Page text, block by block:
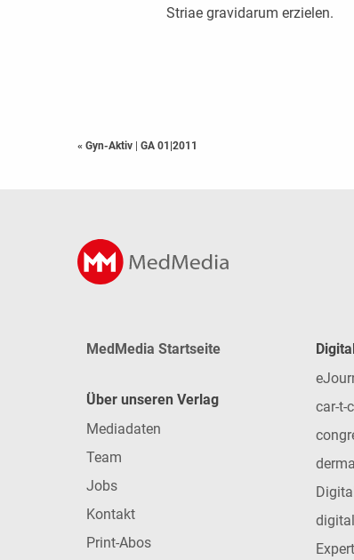
Striae gravidarum erzielen.
« Gyn-Aktiv | GA 01|2011
MedMedia Startseite
Über unseren Verlag
Mediadaten
Team
Jobs
Kontakt
Print-Abos
car-t-